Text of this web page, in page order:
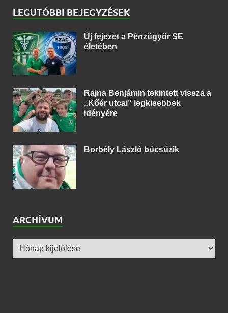
LEGUTÓBBI BEJEGYZÉSEK
Új fejezet a Pénzügyőr SE
életében
Rajna Benjámin tekintett vissza a
„Kőér utcai” legkisebbek
idényére
Borbély László búcsúzik
ARCHÍVUM